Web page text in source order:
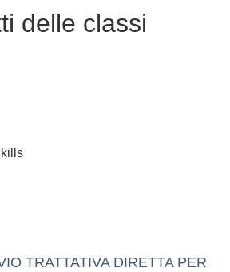
delle classi
TRATTATIVA DIRETTA PER